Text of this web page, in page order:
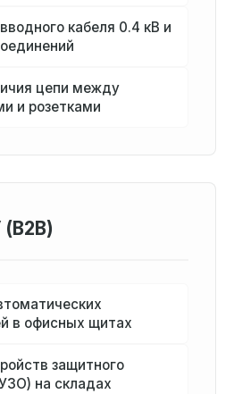
кабеля 0.4 кВ и
цепи между
и розетками
в офисных щитах
защитного
на складах